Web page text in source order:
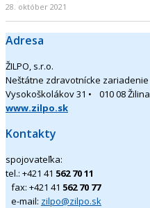
28. október 2021
Adresa
ŽILPO, s.r.o.
Neštátne zdravotnícke zariadenie
Vysokoškolákov 31 • 010 08 Žilina
www.zilpo.sk
Kontakty
spojovateľka:
tel.: +421 41 562 70 11
fax: +421 41 562 70 77
e-mail: zilpo@zilpo.sk